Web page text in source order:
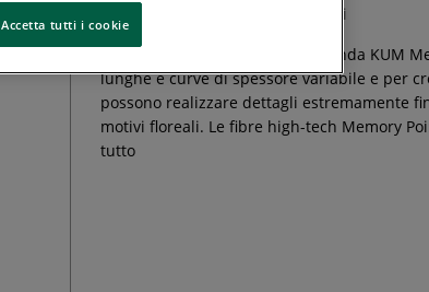
0 recensioni
Il pennello con punta a spada tonda KUM
lunghe e curve di spessore variabile e per
possono realizzare dettagli estremamente
motivi floreali. Le fibre high-tech Memory
tutto
Accetta tutti i cookie